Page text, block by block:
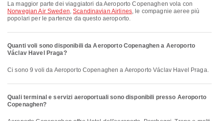
La maggior parte dei viaggiatori da Aeroporto Copenaghen vola con
Norwegian Air Sweden,Scandinavian Airlines, le compagnie aeree più
popolari per le partenze da questo aeroporto.
Quanti voli sono disponibili da Aeroporto Copenaghen a Aeroporto
Václav Havel Praga?
Ci sono 9 voli da Aeroporto Copenaghen a Aeroporto Václav Havel Praga.
Quali terminal e servizi aeroportuali sono disponibili presso Aeroporto
Copenaghen?